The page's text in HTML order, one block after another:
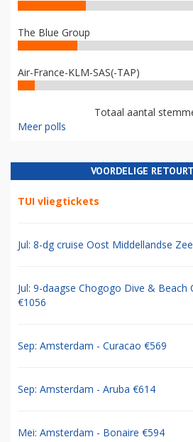
The Blue Group
Air-France-KLM-SAS(-TAP)
Totaal aantal
Meer polls
VOORDELIGE
TUI vliegtickets
Jul: 8-dg cruise Oost Middellandse
Jul: 9-daagse Chogogo Dive & Beach
€1056
Sep: Amsterdam - Curacao €569
Sep: Amsterdam - Aruba €614
Mei: Amsterdam - Bonaire €594